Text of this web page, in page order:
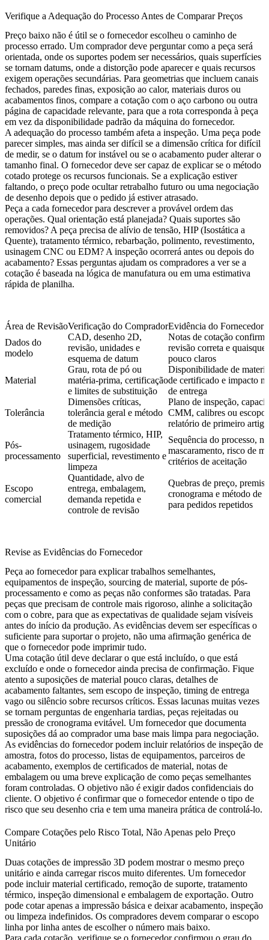
Verifique a Adequação do Processo Antes de Comparar Preços
Preço baixo não é útil se o fornecedor escolheu o caminho de
processo errado. Um comprador deve perguntar como a peça será
orientada, onde os suportes podem ser necessários, quais superfícies
se tornam datums, onde a distorção pode aparecer e quais recursos
exigem operações secundárias. Para geometrias que incluem canais
fechados, paredes finas, exposição ao calor, materiais duros ou
acabamentos finos, compare a cotação com o aço carbono ou outra
página de capacidade relevante, para que a rota corresponda à peça
em vez da disponibilidade padrão da máquina do fornecedor.
A adequação do processo também afeta a inspeção. Uma peça pode
parecer simples, mas ainda ser difícil se a dimensão crítica for difícil
de medir, se o datum for instável ou se o acabamento puder alterar o
tamanho final. O fornecedor deve ser capaz de explicar se o método
cotado protege os recursos funcionais. Se a explicação estiver
faltando, o preço pode ocultar retrabalho futuro ou uma negociação
de desenho depois que o pedido já estiver atrasado.
Peça a cada fornecedor para descrever a provável ordem das
operações. Qual orientação está planejada? Quais suportes são
removidos? A peça precisa de alívio de tensão, HIP (Isostática a
Quente), tratamento térmico, rebarbação, polimento, revestimento,
usinagem CNC ou EDM? A inspeção ocorrerá antes ou depois do
acabamento? Essas perguntas ajudam os compradores a ver se a
cotação é baseada na lógica de manufatura ou em uma estimativa
rápida de planilha.
Área de RevisãoVerificação do CompradorEvidência do Fornecedor
Dados do
modelo
CAD, desenho 2D,
revisão, unidades e
esquema de datum
Notas de cotação
revisão correta e
pouco claros
Material
Grau, rota de pó ou
matéria-prima, certificação
e limites de substituição
Disponibilidade de
de certificado e impacto
de entrega
Tolerância
Dimensões críticas,
tolerância geral e método
de medição
Plano de inspeção,
CMM, calibres ou escopo
relatório de primeiro artigo
Pós-
processamento
Tratamento térmico, HIP,
usinagem, rugosidade
superficial, revestimento e
limpeza
Sequência do processo,
mascaramento, risco de
critérios de aceitação
Escopo
comercial
Quantidade, alvo de
entrega, embalagem,
demanda repetida e
controle de revisão
Quebras de preço,
cronograma e método de
para pedidos repetidos
Revise as Evidências do Fornecedor
Peça ao fornecedor para explicar trabalhos semelhantes,
equipamentos de inspeção, sourcing de material, suporte de pós-
processamento e como as peças não conformes são tratadas. Para
peças que precisam de controle mais rigoroso, alinhe a solicitação
com o cobre, para que as expectativas de qualidade sejam visíveis
antes do início da produção. As evidências devem ser específicas o
suficiente para suportar o projeto, não uma afirmação genérica de
que o fornecedor pode imprimir tudo.
Uma cotação útil deve declarar o que está incluído, o que está
excluído e onde o fornecedor ainda precisa de confirmação. Fique
atento a suposições de material pouco claras, detalhes de
acabamento faltantes, sem escopo de inspeção, timing de entrega
vago ou silêncio sobre recursos críticos. Essas lacunas muitas vezes
se tornam perguntas de engenharia tardias, peças rejeitadas ou
pressão de cronograma evitável. Um fornecedor que documenta
suposições dá ao comprador uma base mais limpa para negociação.
As evidências do fornecedor podem incluir relatórios de inspeção de
amostra, fotos do processo, listas de equipamentos, parceiros de
acabamento, exemplos de certificados de material, notas de
embalagem ou uma breve explicação de como peças semelhantes
foram controladas. O objetivo não é exigir dados confidenciais do
cliente. O objetivo é confirmar que o fornecedor entende o tipo de
risco que seu desenho cria e tem uma maneira prática de controlá-lo.
Compare Cotações pelo Risco Total, Não Apenas pelo Preço
Unitário
Duas cotações de impressão 3D podem mostrar o mesmo preço
unitário e ainda carregar riscos muito diferentes. Um fornecedor
pode incluir material certificado, remoção de suporte, tratamento
térmico, inspeção dimensional e embalagem de exportação. Outro
pode cotar apenas a impressão básica e deixar acabamento, inspeção
ou limpeza indefinidos. Os compradores devem comparar o escopo
linha por linha antes de escolher o número mais baixo.
Para cada cotação, verifique se o fornecedor confirmou o grau do